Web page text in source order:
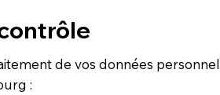
de vos données
: